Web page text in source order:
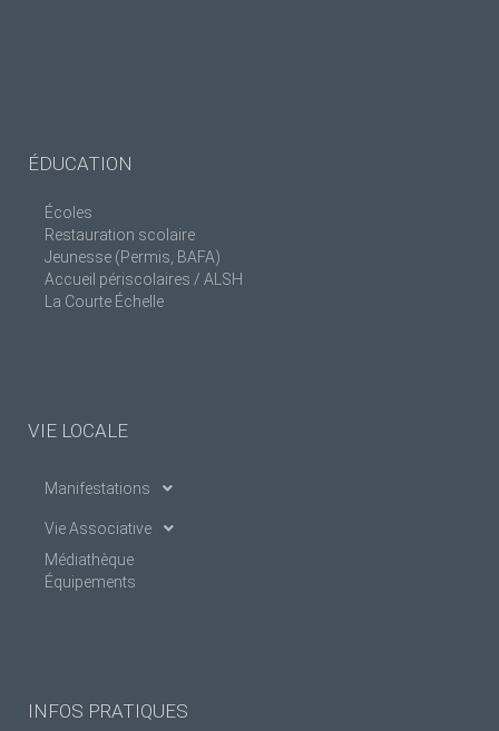
ÉDUCATION
Écoles
Restauration scolaire
Jeunesse (Permis, BAFA)
Accueil périscolaires / ALSH
La Courte Échelle
VIE LOCALE
Manifestations
Vie Associative
Médiathèque
Équipements
INFOS PRATIQUES